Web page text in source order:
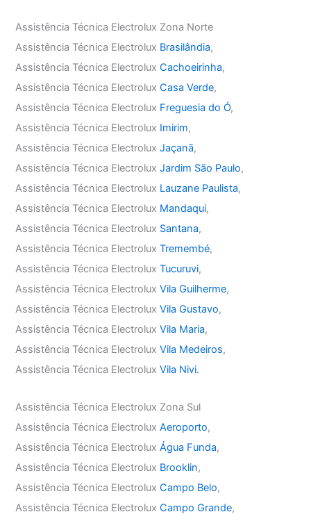
Assistência Técnica Electrolux Zona Norte
Assistência Técnica Electrolux Brasilândia,
Assistência Técnica ElectroluxCachoeirinha,
Assistência Técnica ElectroluxCasa Verde,
Assistência Técnica Electrolux Freguesia do Ó,
Assistência Técnica Electrolux Imirim,
Assistência Técnica ElectroluxJaçanã,
Assistência Técnica ElectroluxJardim São Paulo,
Assistência Técnica Electrolux Lauzane Paulista,
Assistência Técnica Electrolux Mandaqui,
Assistência Técnica Electrolux Santana,
Assistência Técnica ElectroluxTremembé,
Assistência Técnica ElectroluxTucuruvi,
Assistência Técnica ElectroluxVila Guilherme,
Assistência Técnica ElectroluxVila Gustavo,
Assistência Técnica ElectroluxVila Maria,
Assistência Técnica ElectroluxVila Medeiros,
Assistência Técnica ElectroluxVila Nivi.
Assistência Técnica Electrolux Zona Sul
Assistência Técnica ElectroluxAeroporto,
Assistência Técnica ElectroluxÁgua Funda,
Assistência Técnica Electrolux Brooklin,
Assistência Técnica ElectroluxCampo Belo,
Assistência Técnica ElectroluxCampo Grande,